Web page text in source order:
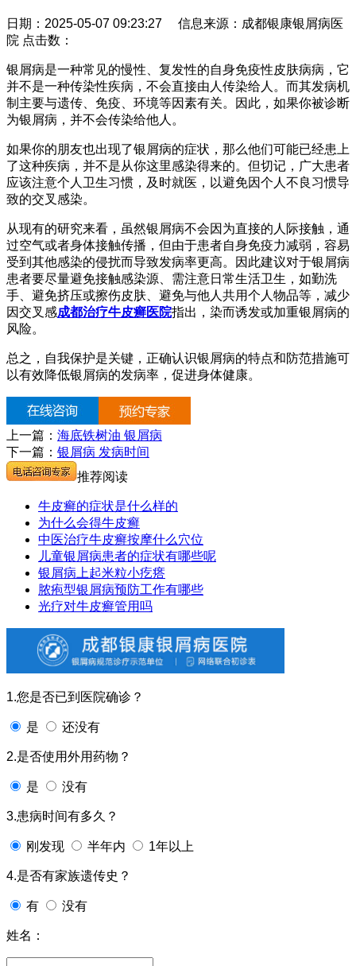
日期：2025-05-07 09:23:27 信息来源：成都银康银屑病医
院 点击数：
银屑病是一种常见的慢性、复发性的自身免疫性皮肤病病，它
并不是一种传染性疾病，不会直接由人传染给人。而其发病机
制主要与遗传、免疫、环境等因素有关。因此，如果你被诊断
为银屑病，并不会传染给他人。
如果你的朋友也出现了银屑病的症状，那么他们可能已经患上
了这种疾病，并不是从你这里感染得来的。但切记，广大患者
应该注意个人卫生习惯，及时就医，以避免因个人不良习惯导
致的交叉感染。
从现有的研究来看，虽然银屑病不会因为直接的人际接触，通
过空气或者身体接触传播，但由于患者自身免疫力减弱，容易
受到其他感染的侵扰而导致发病率更高。因此建议对于银屑病
患者要尽量避免接触感染源、需注意日常生活卫生，如勤洗
手、避免挤压或擦伤皮肤、避免与他人共用个人物品等，减少
因交叉感成都治疗牛皮癣医院指出，染而诱发或加重银屑病的
风险。
总之，自我保护是关键，正确认识银屑病的特点和防范措施可
以有效降低银屑病的发病率，促进身体健康。
上一篇： 海底铁树油 银屑病
下一篇： 银屑病 发病时间
推荐阅读
牛皮癣的症状是什么样的
为什么会得牛皮癣
中医治疗牛皮癣按摩什么穴位
儿童银屑病患者的症状有哪些呢
银屑病上起米粒小疙瘩
脓疱型银屑病预防工作有哪些
光疗对牛皮癣管用吗
1.您是否已到医院确诊？
是 还没有
2.是否使用外用药物？
是 没有
3.患病时间有多久？
刚发现 半年内 1年以上
4.是否有家族遗传史？
有 没有
姓名：